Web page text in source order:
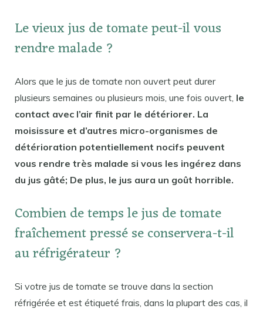
Le vieux jus de tomate peut-il vous
rendre malade ?
Alors que le jus de tomate non ouvert peut durer
plusieurs semaines ou plusieurs mois, une fois ouvert, le
contact avec l’air finit par le détériorer. La
moisissure et d’autres micro-organismes de
détérioration potentiellement nocifs peuvent
vous rendre très malade si vous les ingérez dans
du jus gâté; De plus, le jus aura un goût horrible.
Combien de temps le jus de tomate
fraîchement pressé se conservera-t-il
au réfrigérateur ?
Si votre jus de tomate se trouve dans la section
réfrigérée et est étiqueté frais, dans la plupart des cas, il